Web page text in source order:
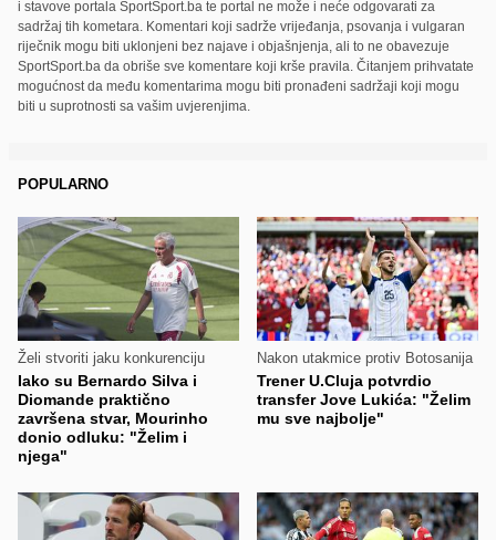
i stavove portala SportSport.ba te portal ne može i neće odgovarati za
sadržaj tih kometara. Komentari koji sadrže vrijeđanja, psovanja i vulgaran
riječnik mogu biti uklonjeni bez najave i objašnjenja, ali to ne obavezuje
SportSport.ba da obriše sve komentare koji krše pravila. Čitanjem prihvatate
mogućnost da među komentarima mogu biti pronađeni sadržaji koji mogu
biti u suprotnosti sa vašim uvjerenjima.
POPULARNO
Želi stvoriti jaku konkurenciju
Iako su Bernardo Silva i
Diomande praktično
završena stvar, Mourinho
donio odluku: "Želim i
njega"
Nakon utakmice protiv Botosanija
Trener U.Cluja potvrdio
transfer Jove Lukića: "Želim
mu sve najbolje"